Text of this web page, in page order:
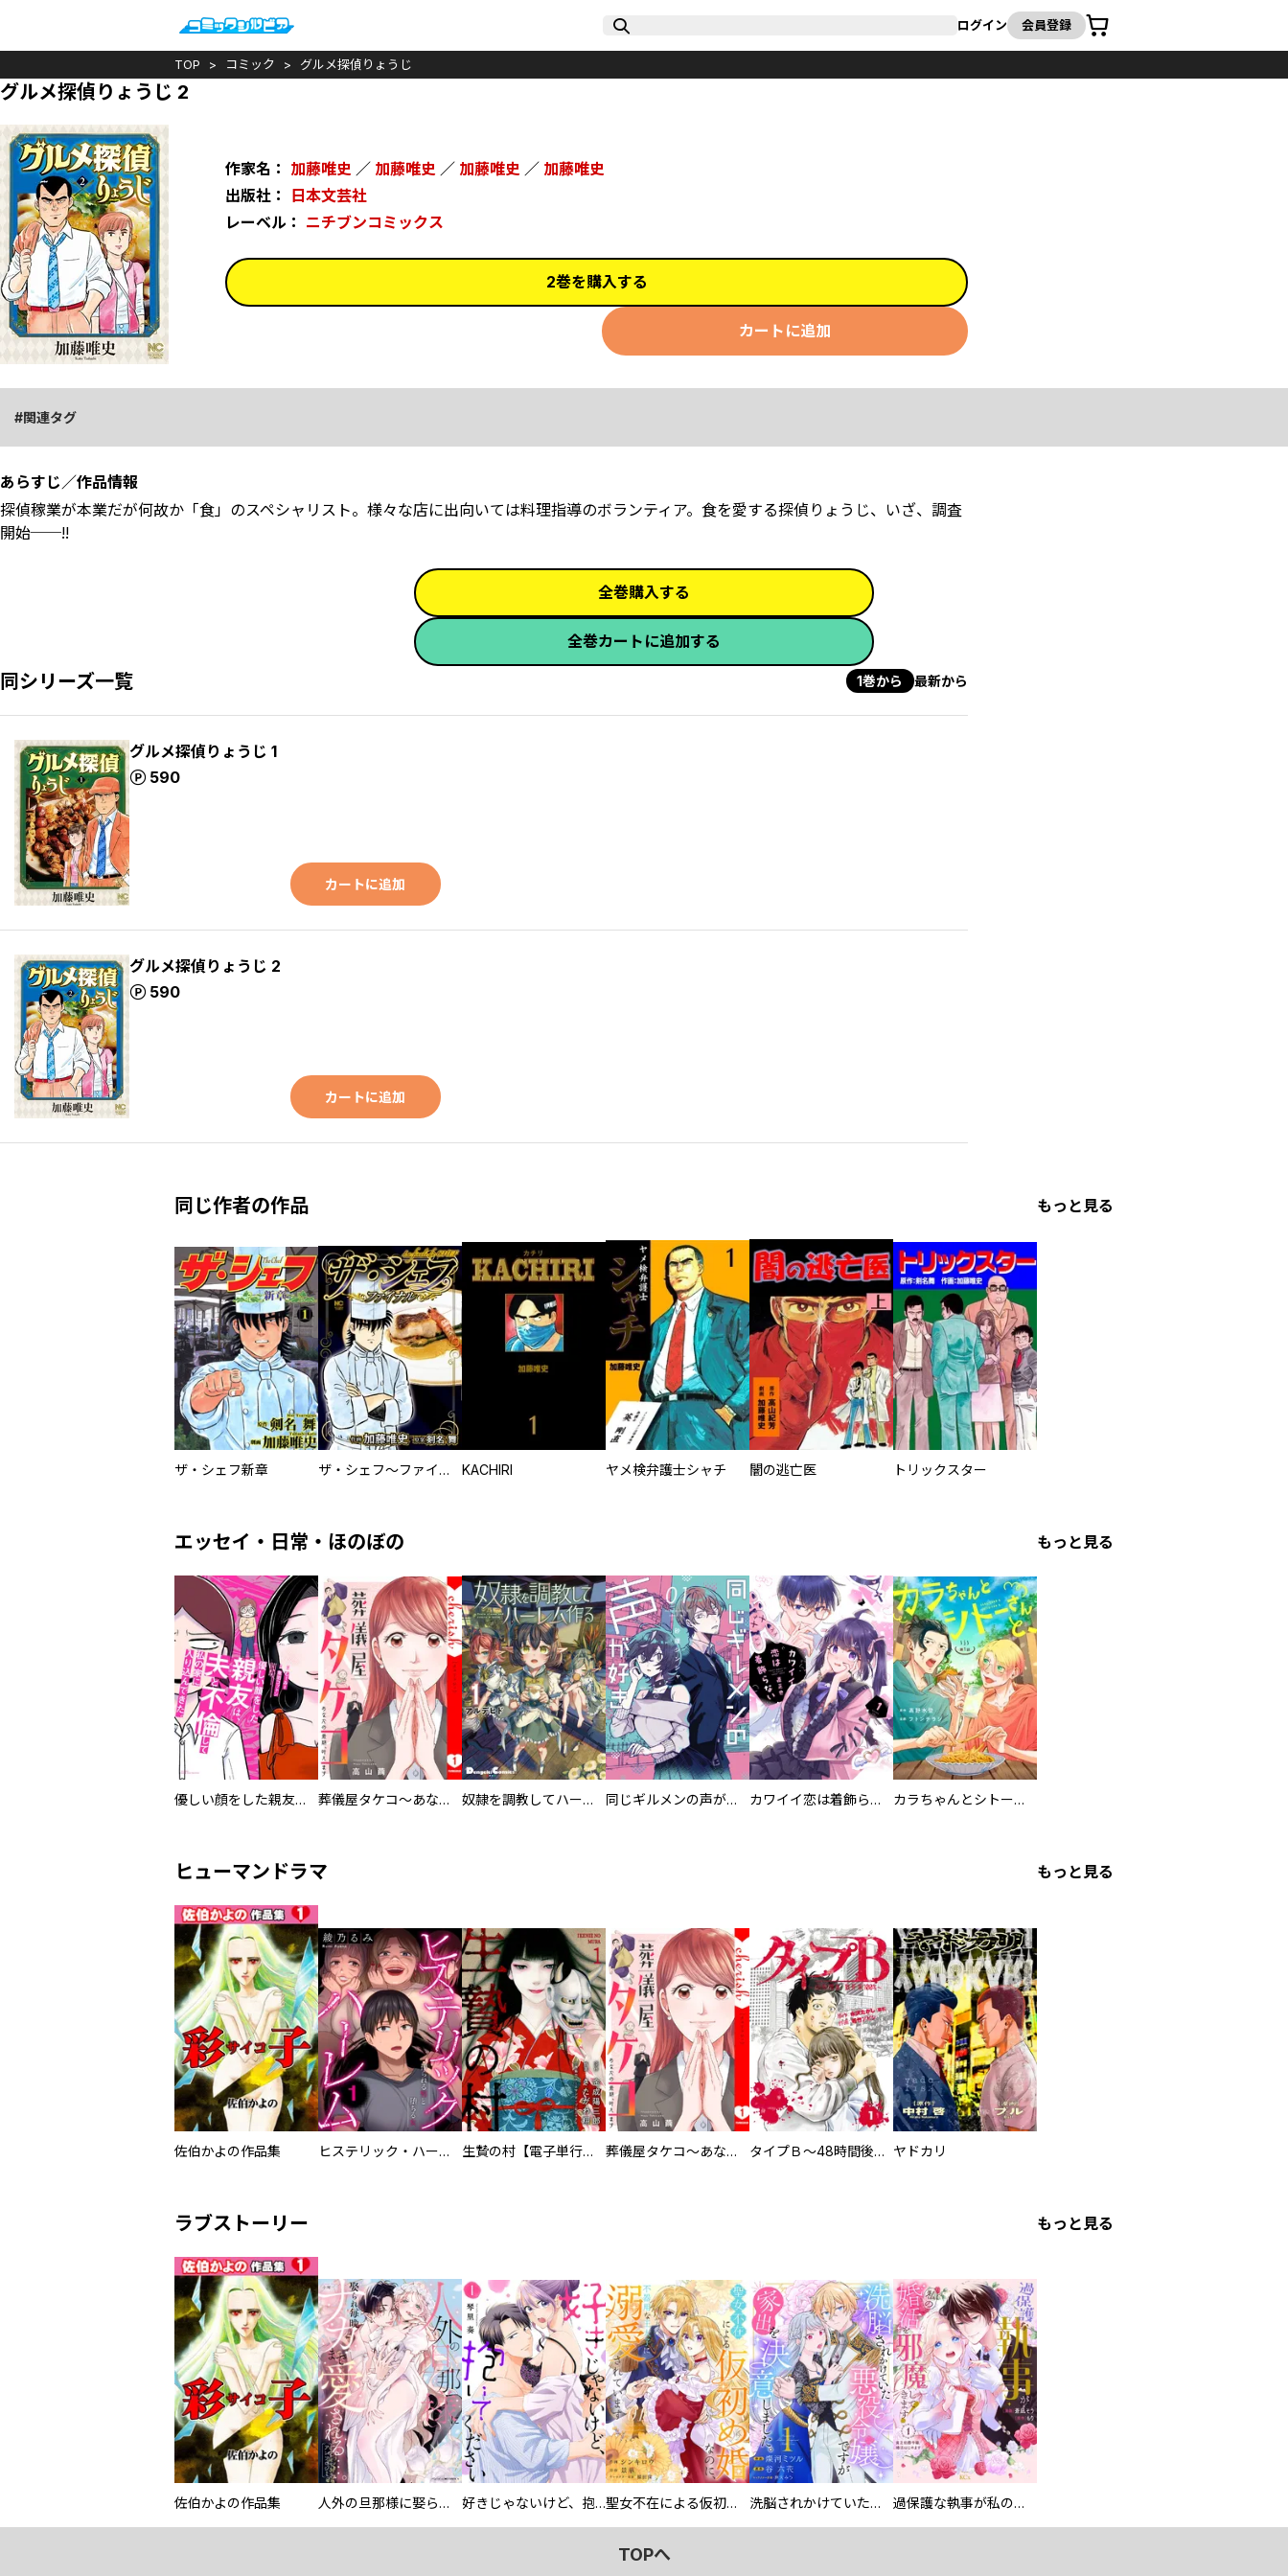
ログイン 会員登録
カート
TOP コミック グルメ探偵りょうじ
グルメ探偵りょうじ 2
作家名： 加藤唯史 ／ 加藤唯史 ／ 加藤唯史 ／ 加藤唯史
出版社：
日本文芸社
レーベル： ニチブンコミックス
2巻を購入する
カートに追加
関連タグ
あらすじ／作品情報
探偵稼業が本業だが何故か「食」のスペシャリスト。様々な店に出向いては料理指導のボランティア。食を愛する探偵りょうじ、いざ、調査
開始──!!
全巻購入する
全巻カートに追加する
同シリーズ一覧 1巻から 最新から
グルメ探偵りょうじ 1
590
ポイント
カートに追加
グルメ探偵りょうじ 2
590
ポイント
カートに追加
同じ作者の作品 もっと見る
ザ・シェフ新章 ザ・シェフ～ファイナル～ KACHIRI ヤメ検弁護士シャチ 闇の逃亡医 トリックスター
エッセイ・日常・ほのぼの もっと見る
優しい顔をした親友は、夫と不倫して私の家に入り込んできた。 葬儀屋タケコ～あなたの最期、叶えます【電子単行本版】 奴隷を調教してハーレム作る 同じギルメンの声が好き カワイイ恋は着飾らない カラちゃんとシトーさんと、 【分冊版】
ヒューマンドラマ もっと見る
佐伯かよの作品集 ヒステリック・ハーレム～搾られる男と堕ちる女～【電子単行本版】 生贄の村【電子単行本版】 葬儀屋タケコ～あなたの最期、叶えます【電子単行本版】 タイプＢ～48時間後、致死率100％～【単話】 ヤドカリ
ラブストーリー もっと見る
佐伯かよの作品集 人外の旦那様に娶られ毎晩ナカまで愛される…。アンソロジー 好きじゃないけど、抱いてください【電子単行本版／特典おまけ付き】 聖女不在による仮初め婚なのに、不器用な王太子に溺愛されています【電子単行本版／特典おまけ付き】 洗脳されかけていた悪役令嬢ですが家出を決意しました。【電子単行本版／特典おまけ付き】 過保護な執事が私の婚活を邪魔してきます！ 分冊版
TOPへ